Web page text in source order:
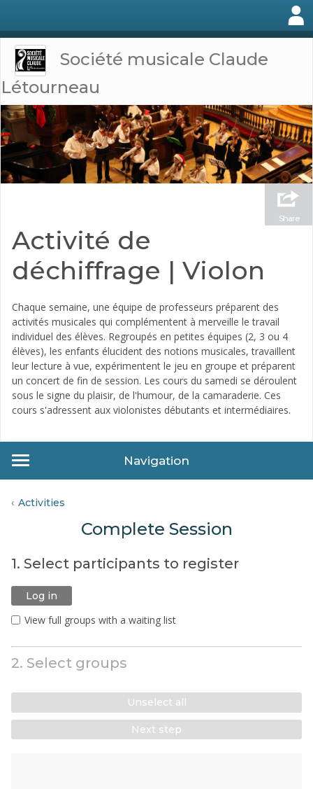
Société musicale Claude
Létourneau
Share
Activité de
déchiffrage | Violon
Chaque semaine, une équipe de professeurs préparent des
activités musicales qui complémentent à merveille le travail
individuel des élèves. Regroupés en petites équipes (2, 3 ou 4
élèves), les enfants élucident des notions musicales, travaillent
leur lecture à vue, expérimentent le jeu en groupe et préparent
un concert de fin de session. Les cours du samedi se déroulent
sous le signe du plaisir, de l'humour, de la camaraderie. Ces
cours s'adressent aux violonistes débutants et intermédiaires.
Navigation
Activities
Complete Session
1. Select participants to register
Log in
View full groups with a waiting list
2. Select groups
Unselect all
Next step